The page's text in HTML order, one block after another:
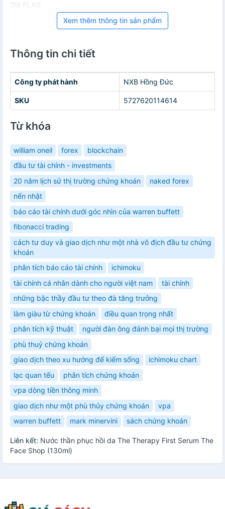
Giá FLAG
Xem thêm thông tin sản phẩm
Thông tin chi tiết
Công ty phát hành NXB Hồng Đức
SKU 5727620114614
Từ khóa
william oneil forex
blockchain
đầu tư tài chính - investments
20 năm lịch sử thị trường chứng khoán
naked forex
nến nhật
báo cáo tài chính dưới góc nhìn của warren buffett
fibonacci trading
cách tư duy và giao dịch như một nhà vô địch đầu tư chứng
khoán
phân tích báo cáo tài chính
ichimoku
tài chính cá nhân dành cho người việt nam
tài chính
những bậc thầy đầu tư theo đà tăng trưởng
làm giàu từ chứng khoán
điều quan trọng nhất
phân tích kỹ thuật
người đàn ông đánh bại mọi thị trường
phù thuỷ chứng khoán
giao dịch theo xu hướng để kiếm sống
ichimoku chart
lạc quan tếu
phân tích chứng khoán
vpa dòng tiền thông minh
giao dịch như một phù thủy chứng khoán
vpa
warren buffett
mark minervini sách chứng khoán
Liên kết: Nước thần phục hồi da The Therapy First Serum The
Face Shop (130ml)